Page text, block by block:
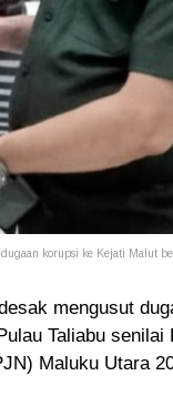
korupsi ke Kejati Malut
mengusut
Taliabu senilai
Maluku Utara